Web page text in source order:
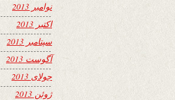
نوامبر 2013
اکتبر 2013
سپتامبر 2013
آگوست 2013
جولای 2013
ژوئن 2013